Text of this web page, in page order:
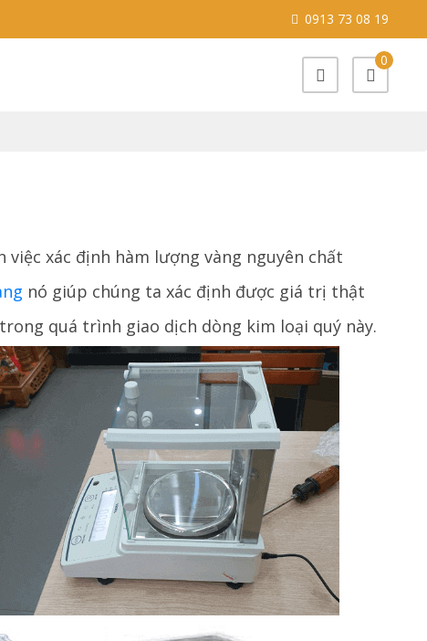
0913 73 08 19
0
xác định hàm lượng vàng nguyên chất
nó giúp chúng ta xác định được giá trị thật
quá trình giao dịch dòng kim loại quý này.